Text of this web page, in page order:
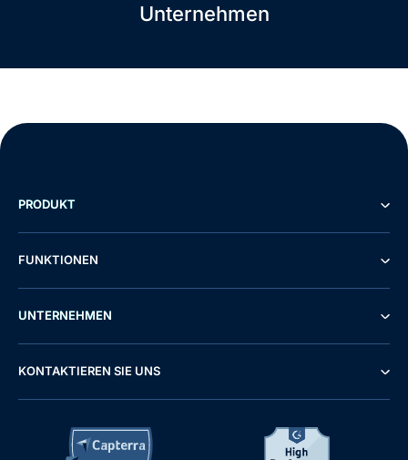
Unternehmen
PRODUKT
FUNKTIONEN
UNTERNEHMEN
KONTAKTIEREN SIE UNS